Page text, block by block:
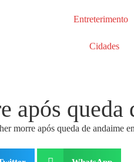
Entreterimento
Cidades
após queda